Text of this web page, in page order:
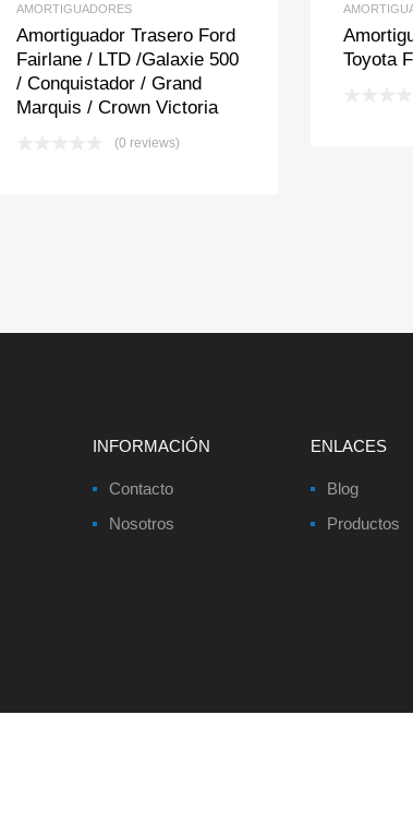
AMORTIGUADORES
Amortiguador Trasero Ford
Fairlane / LTD /Galaxie 500
/ Conquistador / Grand
Marquis / Crown Victoria
(0 reviews)
Toyota
INFORMACIÓN
Contacto
Nosotros
ENLACES
Blog
Productos